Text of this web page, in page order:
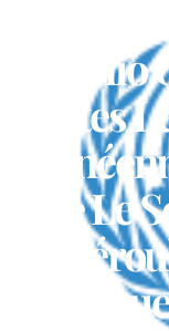
Toutes
Que Le
Se
Pacifique